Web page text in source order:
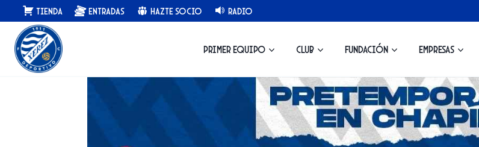
Saltar
al
contenido
Tienda Entradas Hazte Socio Radio
Primer equipo Club Fundación Empresas